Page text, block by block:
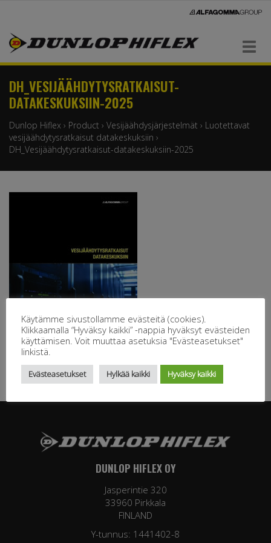
Navigaatio
DH_VESIJÄÄHDYTYSRATKAISUT-
DATAKESKUKSIIN-2025
Dunlop Hiflex › Product › Vesijäähdysjärjestelmät › Luotettavat
vesijäähdytysratkaisut datakeskuksiin ›
DH_Vesijäähdytysratkaisut-datakeskuksiin-2025
DUNLOP HIFLEX OY
Jasperintie 320
33960 Pirkkala
FINLAND
Y-tunnus: 1441402-8
Käytämme sivustollamme evästeitä (cookies).
Klikkaamalla “Hyväksy kaikki” -nappia hyväksyt evästeiden
käyttämisen. Voit muuttaa asetuksia "Evästeasetukset"
linkistä.
Evästeasetukset Hylkää kaikki Hyväksy kaikki